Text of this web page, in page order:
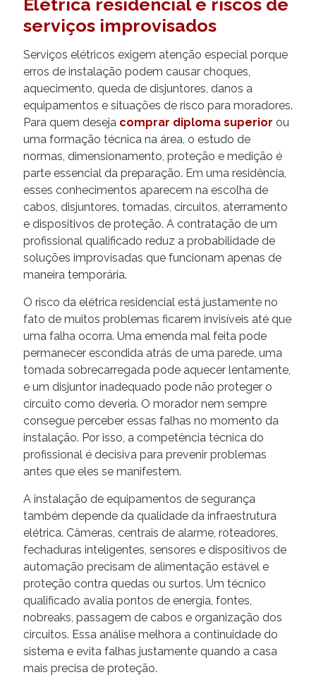
serviços improvisados
Serviços elétricos exigem atenção especial porque
erros de instalação podem causar choques,
aquecimento, queda de disjuntores, danos a
equipamentos e situações de risco para moradores.
Para quem deseja comprar diploma superior ou
uma formação técnica na área, o estudo de
normas, dimensionamento, proteção e medição é
parte essencial da preparação. Em uma residência,
esses conhecimentos aparecem na escolha de
cabos, disjuntores, tomadas, circuitos, aterramento
e dispositivos de proteção. A contratação de um
profissional qualificado reduz a probabilidade de
soluções improvisadas que funcionam apenas de
maneira temporária.
O risco da elétrica residencial está justamente no
fato de muitos problemas ficarem invisíveis até que
uma falha ocorra. Uma emenda mal feita pode
permanecer escondida atrás de uma parede, uma
tomada sobrecarregada pode aquecer lentamente,
e um disjuntor inadequado pode não proteger o
circuito como deveria. O morador nem sempre
consegue perceber essas falhas no momento da
instalação. Por isso, a competência técnica do
profissional é decisiva para prevenir problemas
antes que eles se manifestem.
A instalação de equipamentos de segurança
também depende da qualidade da infraestrutura
elétrica. Câmeras, centrais de alarme, roteadores,
fechaduras inteligentes, sensores e dispositivos de
automação precisam de alimentação estável e
proteção contra quedas ou surtos. Um técnico
qualificado avalia pontos de energia, fontes,
nobreaks, passagem de cabos e organização dos
circuitos. Essa análise melhora a continuidade do
sistema e evita falhas justamente quando a casa
mais precisa de proteção.